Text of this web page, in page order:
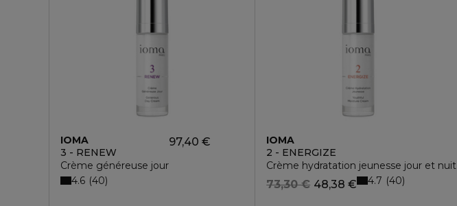
IOMA
3 - RENEW
Crème généreuse jour
97,40 €
4.6 40
IOMA
2 - ENERGIZE
Crème hydratation jeunesse jour et nuit
48,38 €
73,30 € 4.7 40